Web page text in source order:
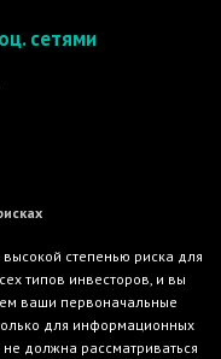
сетями
степенью риска для
типов инвесторов, и вы
ваши первоначальные
для информационных
должна рассматриваться